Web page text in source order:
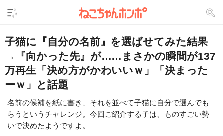
子猫に『自分の名前』を選ばせてみた結果
→『向かった先』が……まさかの瞬間が137
万再生「決め方がかわいいｗ」「決まった
ーｗ」と話題
U
n
/
L
o
a
名前の候補を紙に書き、それを並べて子猫に自分で選んでも
らうというチャレンジ。今回ご紹介する子は、ものすごい勢
いで決めたようですよ。